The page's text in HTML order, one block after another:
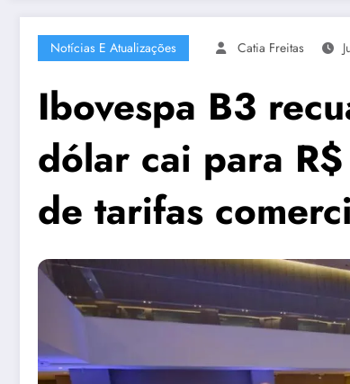
Notícias E Atualizações Catia Freitas
Ibovespa B3
dólar cai para
de tarifas